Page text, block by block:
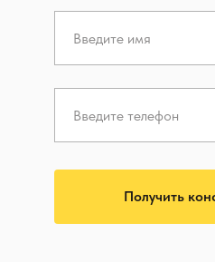
Получить